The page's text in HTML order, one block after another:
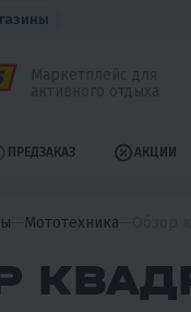
ПРЕДЗАКАЗ АКЦИИ
Мототехника